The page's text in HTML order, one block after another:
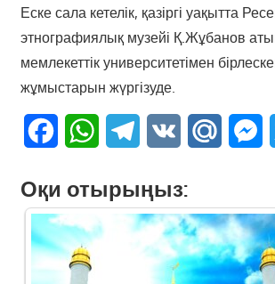
Еске сала кетелік, қазіргі уақытта
этнографиялық музейі Қ.Жұбанов
мемлекеттік университетімен
жұмыстарын жүргізуде.
FacebookWhatsAppTelegram
VK Mail.Ru
Оқи отырыңыз: